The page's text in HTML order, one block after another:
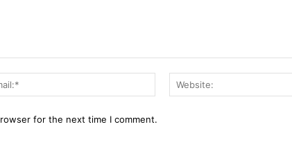
Email:*
for the next time I comment.